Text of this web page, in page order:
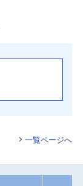
一覧ページへ